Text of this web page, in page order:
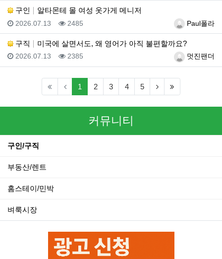
구인 알타몬테 몰 여성 옷가게 메니저
등록자Paul폴라
등록일
2026.07.13 조회
2485
구직 미국에 살면서도, 왜 영어가 아직 불편할까요?
등록자멋진팬더
등록일
2026.07.13 조회
2385
1 (current)
2 3 4 5 (next)
커뮤니티
구인/구직
부동산/렌트
홈스테이/민박
벼룩시장